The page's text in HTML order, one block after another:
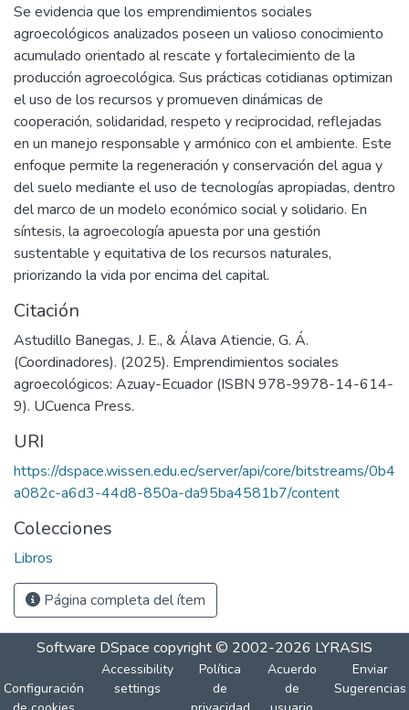
Se evidencia que los emprendimientos sociales
agroecológicos analizados poseen un valioso conocimiento
acumulado orientado al rescate y fortalecimiento de la
producción agroecológica. Sus prácticas cotidianas optimizan
el uso de los recursos y promueven dinámicas de
cooperación, solidaridad, respeto y reciprocidad, reflejadas
en un manejo responsable y armónico con el ambiente. Este
enfoque permite la regeneración y conservación del agua y
del suelo mediante el uso de tecnologías apropiadas, dentro
del marco de un modelo económico social y solidario. En
síntesis, la agroecología apuesta por una gestión
sustentable y equitativa de los recursos naturales,
priorizando la vida por encima del capital.
Citación
Astudillo Banegas, J. E., & Álava Atiencie, G. Á.
(Coordinadores). (2025). Emprendimientos sociales
agroecológicos: Azuay-Ecuador (ISBN 978-9978-14-614-
9). UCuenca Press.
URI
https://dspace.wissen.edu.ec/server/api/core/bitstreams/0b4
a082c-a6d3-44d8-850a-da95ba4581b7/content
Colecciones
Libros
Página completa del ítem
Software DSpace copyright © 2002-2026 LYRASIS
Configuración
Accessibility
settings
Política
de
Acuerdo
de
Enviar
Sugerencias